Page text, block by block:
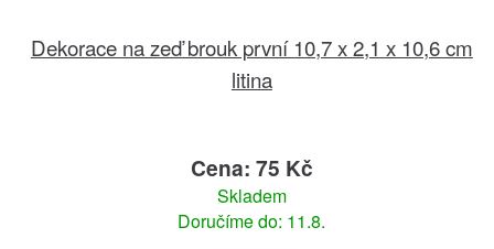
Dekorace na zeď brouk první 10,7 x 2,1 x 10,6 cm
litina
Cena: 75 Kč
Skladem
Doručíme do: 11.8.